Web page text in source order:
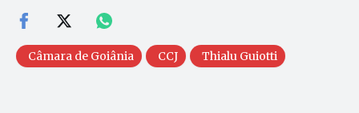
Câmara de Goiânia CCJ Thialu Guiotti